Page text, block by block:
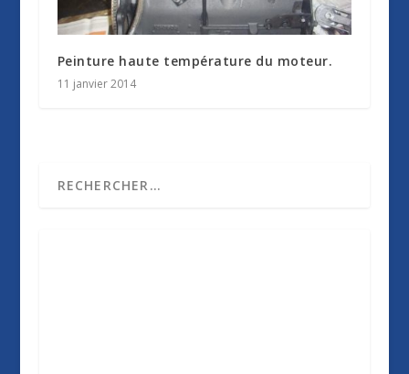
Peinture haute température du moteur.
11 janvier 2014